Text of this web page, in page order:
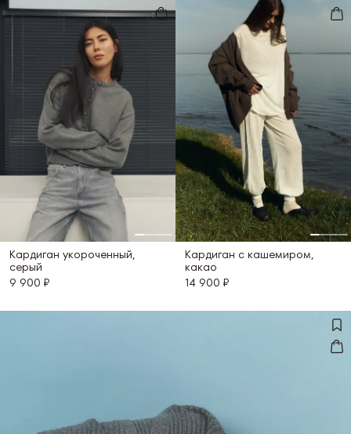
Кардиган укороченный,
серый
9 900 ₽
Кардиган с кашемиром,
какао
14 900 ₽